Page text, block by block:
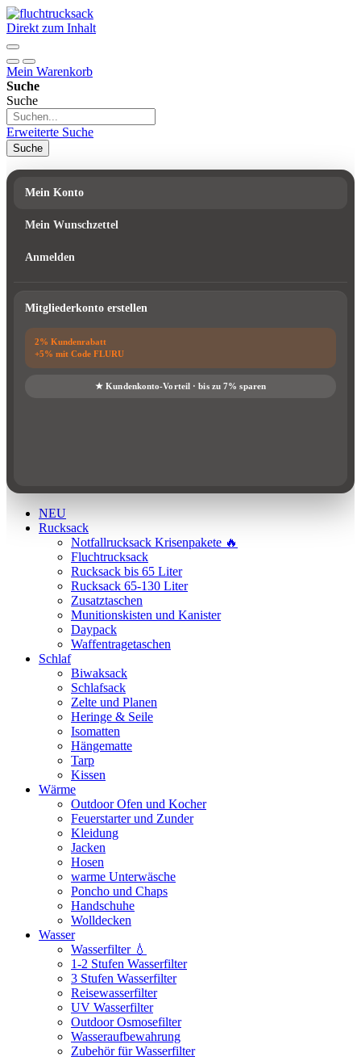
Direkt zum Inhalt
Mein Warenkorb
Suche
Suche
Erweiterte Suche
Suche
Mein Konto
Mein Wunschzettel
Anmelden
Mitgliederkonto erstellen
NEU
Rucksack
Notfallrucksack Krisenpakete 🔥
Fluchtrucksack
Rucksack bis 65 Liter
Rucksack 65-130 Liter
Zusatztaschen
Munitionskisten und Kanister
Daypack
Waffentragetaschen
Schlaf
Biwaksack
Schlafsack
Zelte und Planen
Heringe & Seile
Isomatten
Hängematte
Tarp
Kissen
Wärme
Outdoor Ofen und Kocher
Feuerstarter und Zunder
Kleidung
Jacken
Hosen
warme Unterwäsche
Poncho und Chaps
Handschuhe
Wolldecken
Wasser
Wasserfilter 💧
1-2 Stufen Wasserfilter
3 Stufen Wasserfilter
Reisewasserfilter
UV Wasserfilter
Outdoor Osmosefilter
Wasseraufbewahrung
Zubehör für Wasserfilter